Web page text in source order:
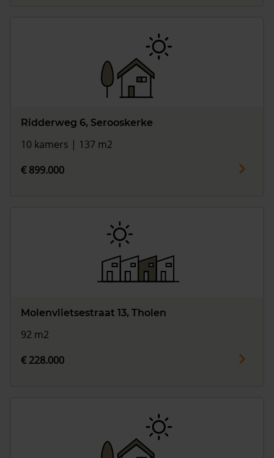
Ridderweg 6, Serooskerke
10 kamers | 137 m2
€ 899.000
Molenvlietsestraat 13, Tholen
92 m2
€ 228.000